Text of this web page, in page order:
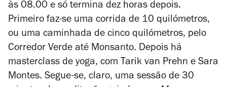
às 08.00 e só termina dez horas depois.
Primeiro faz-se uma corrida de 10 quilómetros,
ou uma caminhada de cinco quilómetros, pelo
Corredor Verde até Monsanto. Depois há
masterclass de yoga, com Tarik van Prehn e Sara
Montes. Segue-se, claro, uma sessão de 30